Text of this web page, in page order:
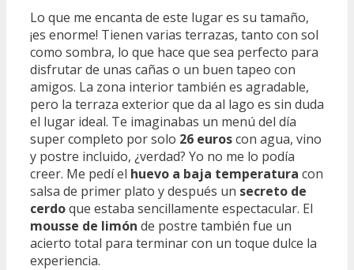
Lo que me encanta de este lugar es su tamaño,
¡es enorme! Tienen varias terrazas, tanto con sol
como sombra, lo que hace que sea perfecto para
disfrutar de unas cañas o un buen tapeo con
amigos. La zona interior también es agradable,
pero la terraza exterior que da al lago es sin duda
el lugar ideal. Te imaginabas un menú del día
super completo por solo 26 euroscon agua, vino
y postre incluido, ¿verdad? Yo no me lo podía
creer. Me pedí el huevo a baja temperatura con
salsa de primer plato y después un secreto de
cerdoque estaba sencillamente espectacular. El
mousse de limón de postre también fue un
acierto total para terminar con un toque dulce la
experiencia.